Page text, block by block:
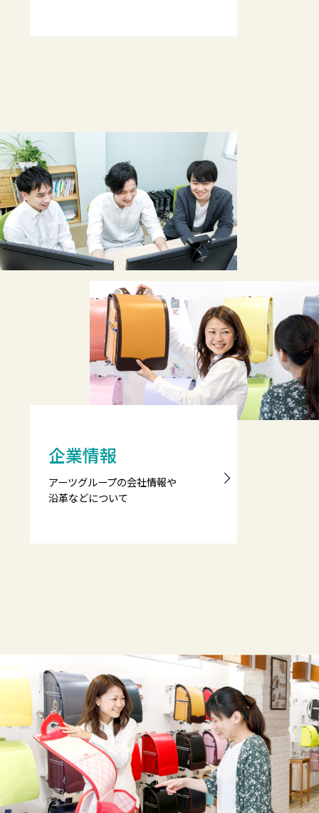
企業情報
アーツグループの会社情報や
沿革などについて